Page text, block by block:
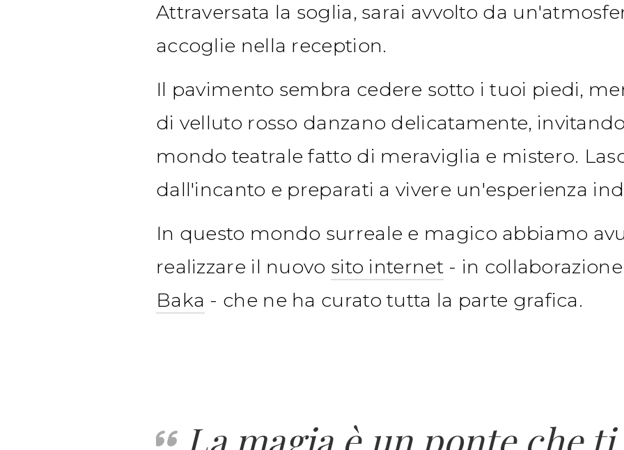
Attraversata la soglia, sarai avvolto da
accoglie nella reception.
Il pavimento sembra cedere sotto i tuoi piedi,
di velluto rosso danzano delicatamente,
mondo teatrale fatto di meraviglia e mistero.
dall'incanto e preparati a vivere un'esperienza
In questo mondo surreale e magico abbiamo
realizzare il nuovo sito internet- in
Baka - che ne ha curato tutta la parte grafica.
La magia è un ponte che